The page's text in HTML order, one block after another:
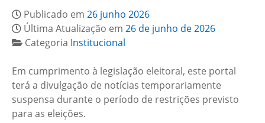
Publicado em 26 junho 2026
Última Atualização em 26 de junho de 2026
Categoria Institucional
Em cumprimento à legislação eleitoral, este portal
terá a divulgação de notícias temporariamente
suspensa durante o período de restrições previsto
para as eleições.